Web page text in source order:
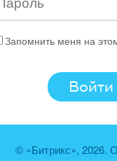
Запомнить меня на
© «Битрикс», 2026.